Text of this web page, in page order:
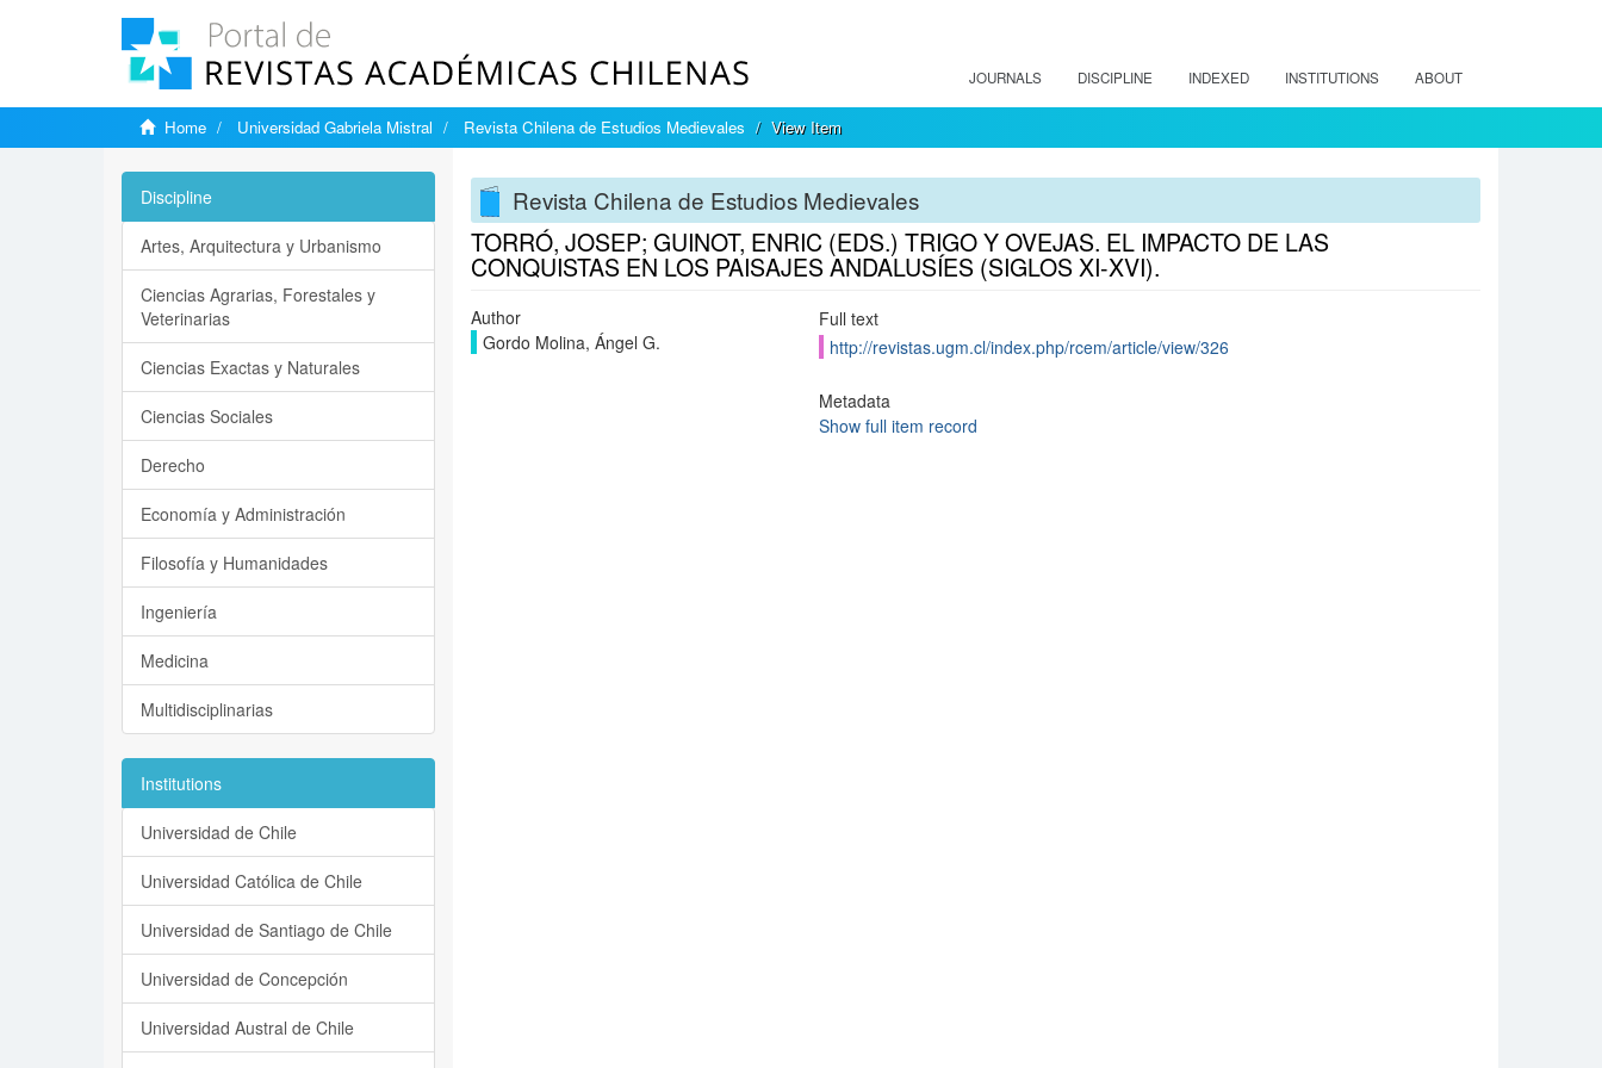
JOURNALS DISCIPLINE INDEXED INSTITUTIONS ABOUT
Home Universidad Gabriela Mistral Revista Chilena de Estudios Medievales View Item
Revista Chilena de Estudios Medievales
TORRÓ, JOSEP; GUINOT, ENRIC (EDS.) TRIGO Y OVEJAS. EL IMPACTO DE LAS
CONQUISTAS EN LOS PAISAJES ANDALUSÍES (SIGLOS XI-XVI).
Author
Gordo Molina, Ángel G.
Full text
http://revistas.ugm.cl/index.php/rcem/article/view/326
Metadata
Show full item record
Discipline
Artes, Arquitectura y Urbanismo
Ciencias Agrarias, Forestales y
Veterinarias
Ciencias Exactas y Naturales
Ciencias Sociales
Derecho
Economía y Administración
Filosofía y Humanidades
Ingeniería
Medicina
Multidisciplinarias
Institutions
Universidad de Chile
Universidad Católica de Chile
Universidad de Santiago de Chile
Universidad de Concepción
Universidad Austral de Chile